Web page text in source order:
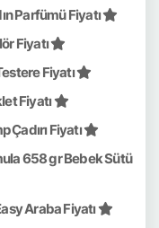
Parfümü Fiyatı
Fiyatı
Fiyatı
Fiyatı
Çadırı Fiyatı
658 gr Bebek Sütü
Araba Fiyatı